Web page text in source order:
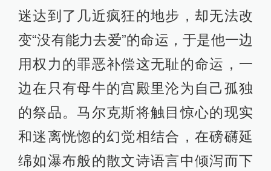
迷达到了几近疯狂的地步，却无法改
变“没有能力去爱”的命运，于是他一边
用权力的罪恶补偿这无耻的命运，一
边在只有母牛的宫殿里沦为自己孤独
的祭品。马尔克斯将触目惊心的现实
和迷离恍惚的幻觉相结合，在磅礴延
绵如瀑布般的散文诗语言中倾泻而下